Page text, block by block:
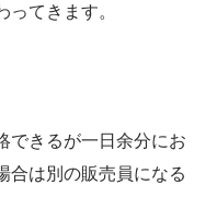
てきます。
きるが一日余分にお
は別の販売員になる